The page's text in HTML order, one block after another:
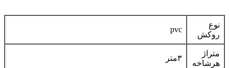
نوع
روکش
pvc
متراژ
هرشاخه
۳متر